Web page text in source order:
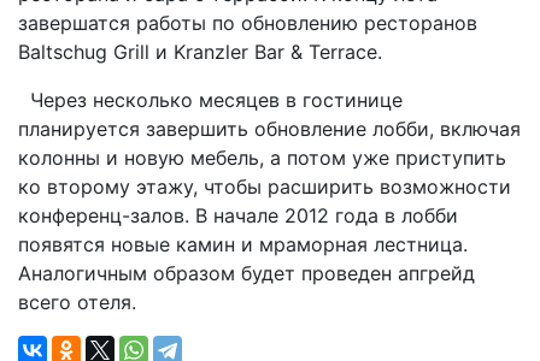
завершатся работы по обновлению ресторанов
Baltschug Grill и Kranzler Bar & Terrace.
Через несколько месяцев в гостинице
планируется завершить обновление лобби, включая
колонны и новую мебель, а потом уже приступить
ко второму этажу, чтобы расширить возможности
конференц-залов. В начале 2012 года в лобби
появятся новые камин и мраморная лестница.
Аналогичным образом будет проведен апгрейд
всего отеля.